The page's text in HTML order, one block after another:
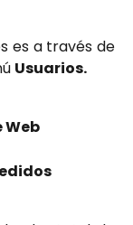
es a través de
Usuarios.
Web